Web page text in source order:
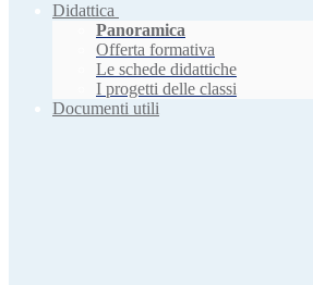
Didattica
Panoramica
Offerta formativa
Le schede didattiche
I progetti delle classi
Documenti utili